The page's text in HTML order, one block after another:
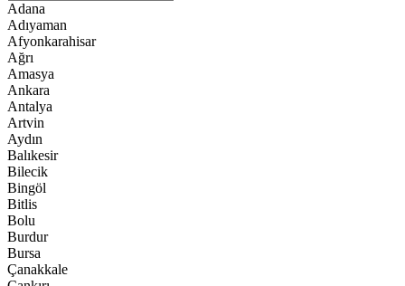
Adana
Adıyaman
Afyonkarahisar
Ağrı
Amasya
Ankara
Antalya
Artvin
Aydın
Balıkesir
Bilecik
Bingöl
Bitlis
Bolu
Burdur
Bursa
Çanakkale